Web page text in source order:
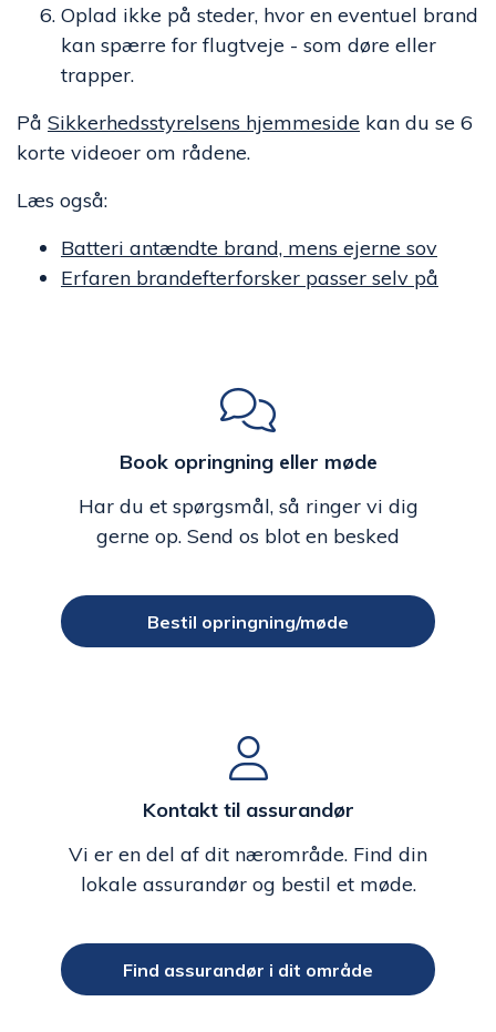
Oplad ikke på steder, hvor en eventuel brand
kan spærre for flugtveje - som døre eller
trapper.
På Sikkerhedsstyrelsens hjemmeside kan du se 6
korte videoer om rådene.
Læs også:
Batteri antændte brand, mens ejerne sov
Erfaren brandefterforsker passer selv på
Book opringning eller møde
Har du et spørgsmål, så ringer vi dig
gerne op. Send os blot en besked
Bestil opringning/møde
Kontakt til assurandør
Vi er en del af dit nærområde. Find din
lokale assurandør og bestil et møde.
Find assurandør i dit område